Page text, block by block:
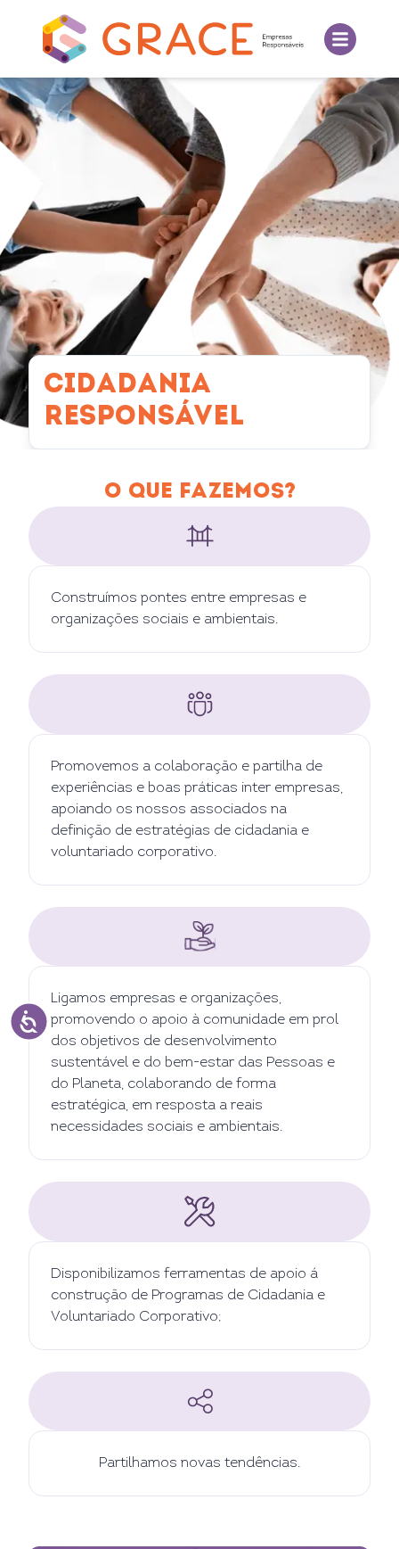
CIDADANIA
RESPONSÁVEL
O QUE FAZEMOS?
Construímos pontes entre empresas e
organizações sociais e ambientais.
Promovemos a colaboração e partilha de
experiências e boas práticas inter empresas,
apoiando os nossos associados na
definição de estratégias de cidadania e
voluntariado corporativo.
Ligamos empresas e organizações,
promovendo o apoio à comunidade em prol
dos objetivos de desenvolvimento
sustentável e do bem-estar das Pessoas e
do Planeta, colaborando de forma
estratégica, em resposta a reais
necessidades sociais e ambientais.
Disponibilizamos ferramentas de apoio á
construção de Programas de Cidadania e
Voluntariado Corporativo;
Partilhamos novas tendências.